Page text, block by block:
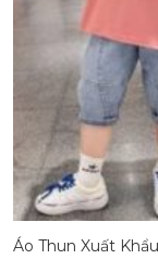
Áo Thun Xuất